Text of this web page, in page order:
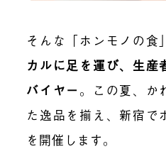
そんな「ホンモノの食
カルに足を運び、生産
バイヤー 。この夏、か
た逸品を揃え、新宿で
を開催します。